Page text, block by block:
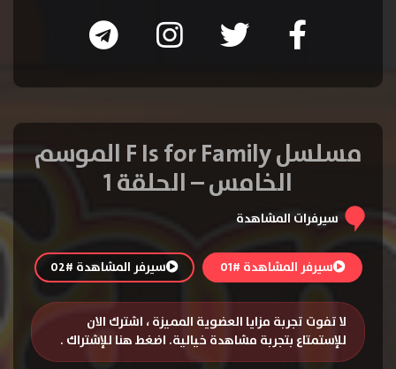
مسلسل F Is for Family الموسم
الخامس – الحلقة 1
سيرفرات المشاهدة
سيرفر المشاهدة #01 سيرفر المشاهدة #02
لا تفوت تجربة مزايا العضوية المميزة ، اشترك الان
للإستمتاع بتجربة مشاهدة خيالية. اضغط هنا للإشتراك .